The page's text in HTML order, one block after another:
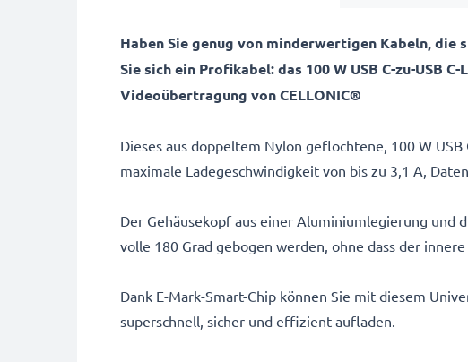
Haben Sie genug von minderwertigen Kabeln, die
Sie sich ein Profikabel: das 100 W USB C-zu-USB
Videoübertragung von CELLONIC®
Dieses aus doppeltem Nylon geflochtene, 100 W
maximale Ladegeschwindigkeit von bis zu 3,1 A,
Der Gehäusekopf aus einer Aluminiumlegierung und
volle 180 Grad gebogen werden, ohne dass der
Dank E-Mark-Smart-Chip können Sie mit diesem
superschnell, sicher und effizient aufladen.